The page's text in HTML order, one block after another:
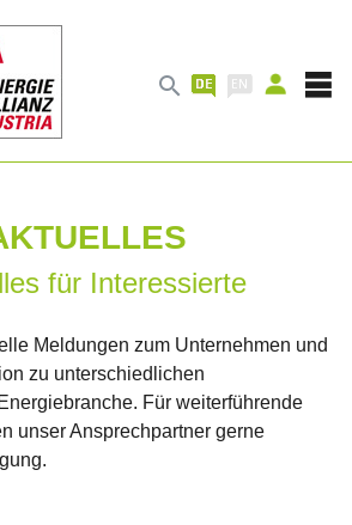

für Interessierte
Meldungen zum Unternehmen und
zu unterschiedlichen
Für weiterführende
unser Ansprechpartner gerne